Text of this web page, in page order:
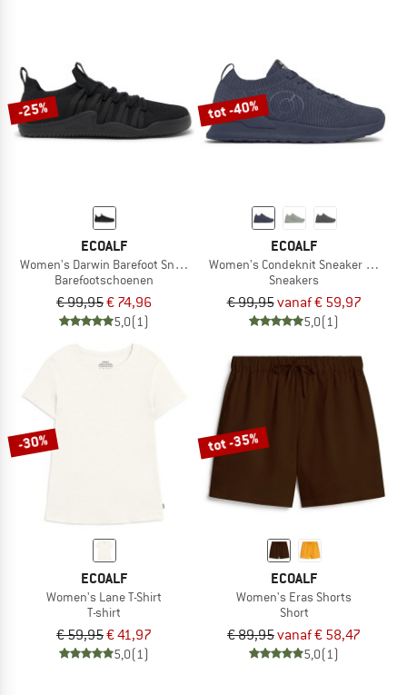
-25%
ECOALF
Women's Darwin Barefoot Sneaker
Barefootschoenen
€ 99,95€ 74,96
5,0(1)
tot -40%
ECOALF
Women's Condeknit Sneaker
Sneakers
€ 99,95vanaf € 59,97
5,0(1)
-30%
ECOALF
Women's Lane T-Shirt
T-shirt
€ 59,95€ 41,97
5,0(1)
tot -35%
ECOALF
Women's Eras Shorts
Short
€ 89,95vanaf € 58,47
5,0(1)